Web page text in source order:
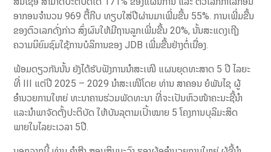
ອາກອນຈຳນວນ 969 ຕື້ກີບ ທຽບໃສ່ປີຜ່ານມາເພີ່ມຂື້ນ 55%. ການເພີ່ມຂື້ນ
ຂອງຕົວເລກດັ່ງກ່າວ ສົ່ງຜົນໃຫ້ມີຖານລູກເພີ່ມຂື້ນ 20%, ນັ້ນສະແດງເຖີງ
ຄວາມນິຍົມຊົມໃຊ້ການບໍລິການຂອງ JDB ເພີ່ມຂື້ນຢ່າງຕໍ່ເນື່ອງ.
ພ້ອມດຽວກັນນັ້ນ ຍັງໄດ້ຮັບຟັງການນຳສະເໜີ ແຜນຍຸດທະສາດ 5 ປີ ໄລຍະ
ທີ່ III ແຕ່ປີ 2025 – 2029 ນໍາສະເໜີໂດຍ ທ່ານ ສາຄອນ ຍໍພັນໄຊ ຜູ້
ອໍານວຍການໃຫຍ່ ທະນາຄານຮ່ວມພັດທະນາ ທີ່ຈະເປັນຫົວໜ້າຄະນະຊີ້ນໍາ
ແລະນໍາພາຈັດຕັ້ງປະຕິບັດ ໃຫ້ບັນລຸຕາມເປົ້າໝາຍ 5 ໂຄງການບຸລິມະສິດ
ພາຍໃນໄລຍະເວລາ 5ປີ.